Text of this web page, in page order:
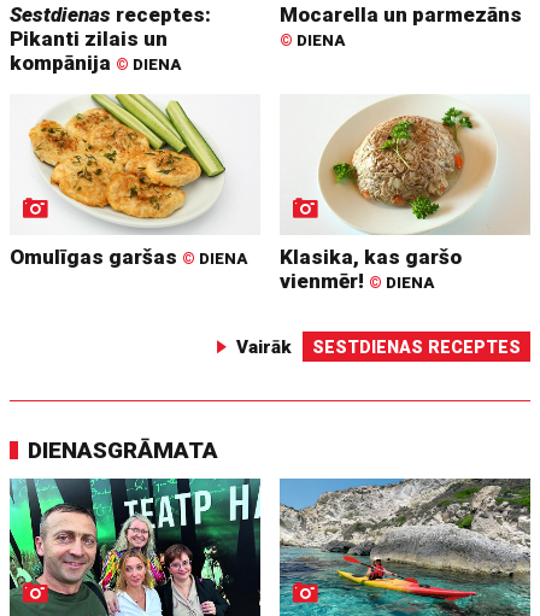
Sestdienas receptes:
Pikanti zilais un
kompānija © DIENA
Mocarella un parmezāns
© DIENA
Omulīgas garšas © DIENA
Klasika, kas garšo
vienmēr! © DIENA
Vairāk SESTDIENAS RECEPTES
DIENASGRĀMATA